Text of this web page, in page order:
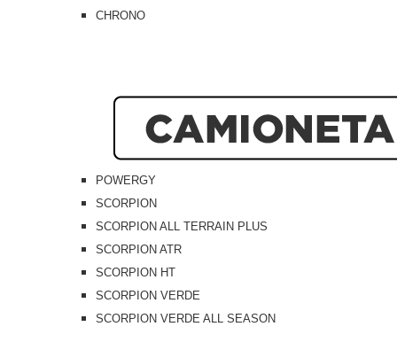
CHRONO
POWERGY
SCORPION
SCORPION ALL TERRAIN PLUS
SCORPION ATR
SCORPION HT
SCORPION VERDE
SCORPION VERDE ALL SEASON